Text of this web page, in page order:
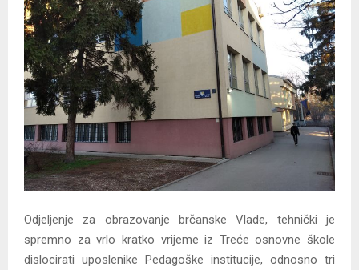
Odjeljenje za obrazovanje brčanske Vlade, tehnički je
spremno za vrlo kratko vrijeme iz Treće osnovne škole
dislocirati uposlenike Pedagoške institucije, odnosno tri